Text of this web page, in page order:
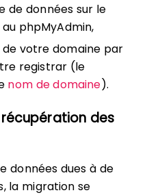
de données sur le
phpMyAdmin,
de votre domaine par
registrar (le
nom de domaine).
des
données dues à de
la migration se